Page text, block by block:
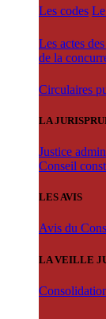
Les codes
Les actes
de la
Circulaires
LA
Justice
Conseil
LES AVIS
Avis du
LA VEILLE